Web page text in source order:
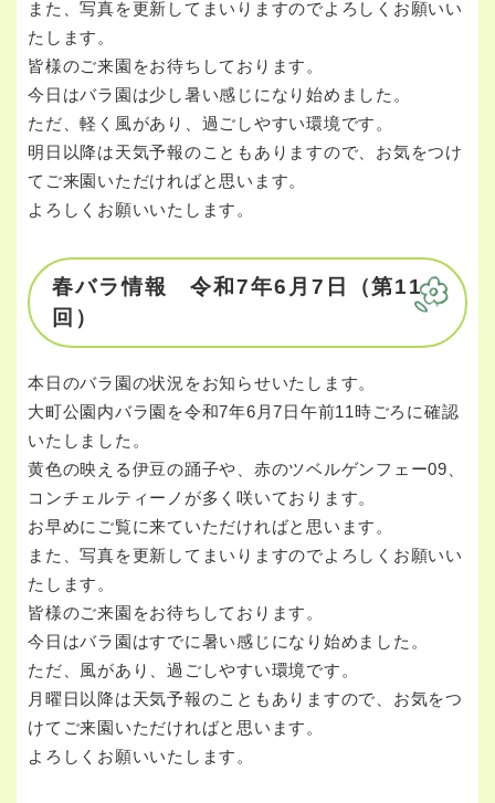
また、写真を更新してまいりますのでよろしくお願いい
たします。
皆様のご来園をお待ちしております。
今日はバラ園は少し暑い感じになり始めました。
ただ、軽く風があり、過ごしやすい環境です。
明日以降は天気予報のこともありますので、お気をつけ
てご来園いただければと思います。
よろしくお願いいたします。
春バラ情報 令和7年6月7日（第11
回）
本日のバラ園の状況をお知らせいたします。
大町公園内バラ園を令和7年6月7日午前11時ごろに確認
いたしました。
黄色の映える伊豆の踊子や、赤のツベルゲンフェー09、
コンチェルティーノが多く咲いております。
お早めにご覧に来ていただければと思います。
また、写真を更新してまいりますのでよろしくお願いい
たします。
皆様のご来園をお待ちしております。
今日はバラ園はすでに暑い感じになり始めました。
ただ、風があり、過ごしやすい環境です。
月曜日以降は天気予報のこともありますので、お気をつ
けてご来園いただければと思います。
よろしくお願いいたします。